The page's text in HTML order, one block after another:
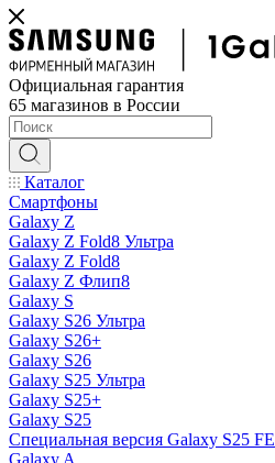
Официальная гарантия
65 магазинов в России
Каталог
Смартфоны
Galaxy Z
Galaxy Z Fold8 Ультра
Galaxy Z Fold8
Galaxy Z Флип8
Galaxy S
Galaxy S26 Ультра
Galaxy S26+
Galaxy S26
Galaxy S25 Ультра
Galaxy S25+
Galaxy S25
Специальная версия Galaxy S25 FE
Galaxy A